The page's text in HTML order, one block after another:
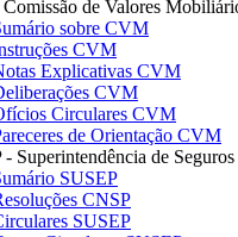
de Valores
sobre CVM
CVM
Explicativas CVM
CVM
Circulares CVM
de Orientação CVM
- Superintendência de
SUSEP
CNSP
SUSEP